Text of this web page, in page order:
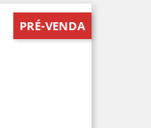
PRÉ-VENDA